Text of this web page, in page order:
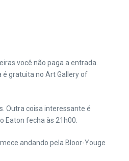
você não paga a entrada.
gratuita no Art Gallery of
Outra coisa interessante é
Eaton fecha às 21h00.
andando pela Bloor-Youge